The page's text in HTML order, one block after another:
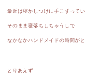
最近は寝かしつけに手こずってい
そのまま寝落ちしちゃうしで
なかなかハンドメイドの時間が
とりあえず